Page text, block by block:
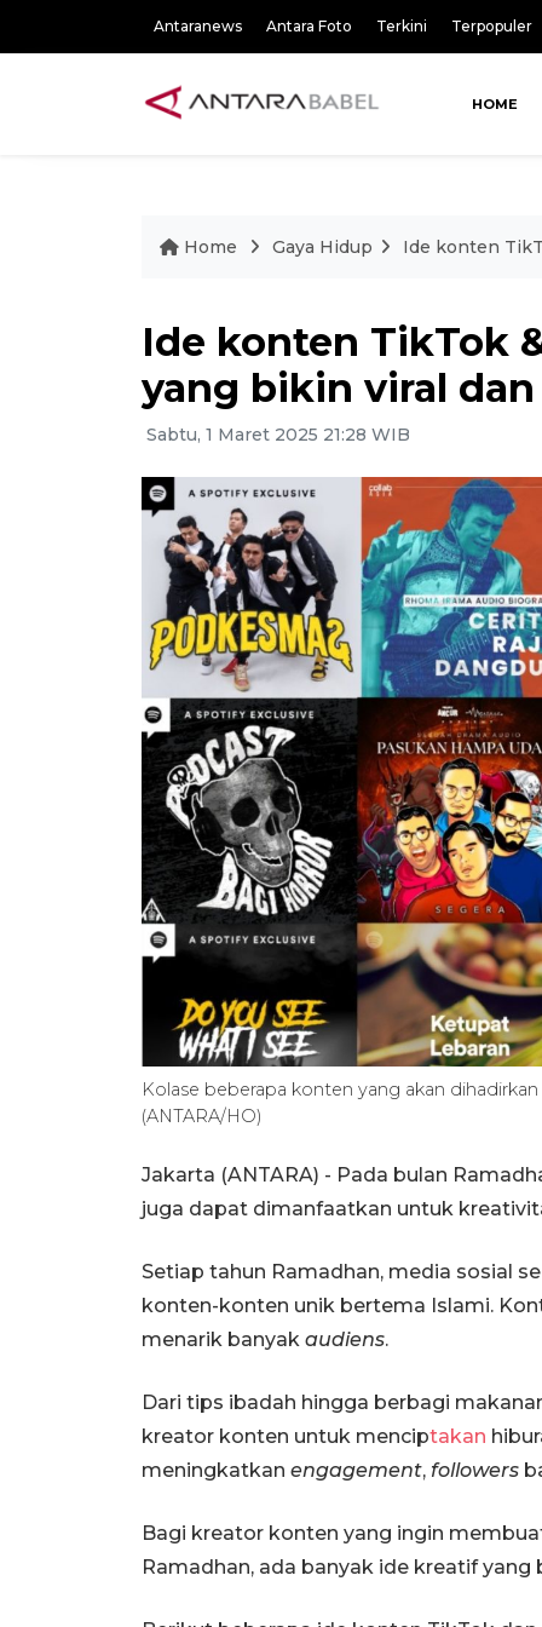
Antaranews Antara Foto Terkini Terpopuler
HOME
Home Gaya Hidup Ide konten
Ide konten TikTok
yang bikin viral
Sabtu, 1 Maret 2025 21:28 WIB
Kolase beberapa konten yang akan
(ANTARA/HO)
Jakarta (ANTARA) - Pada bulan
juga dapat dimanfaatkan untuk
Setiap tahun Ramadhan, media sosial
konten-konten unik bertema Islami.
menarik banyak audiens.
Dari tips ibadah hingga berbagi
kreator konten untuk menciptakan
meningkatkan engagement, followers
Bagi kreator konten yang ingin
Ramadhan, ada banyak ide kreatif